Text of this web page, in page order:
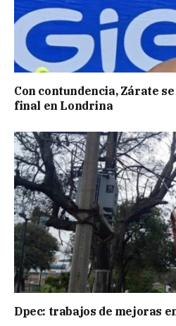
Con contundencia, Zárate
final en Londrina
Dpec: trabajos de mejoras